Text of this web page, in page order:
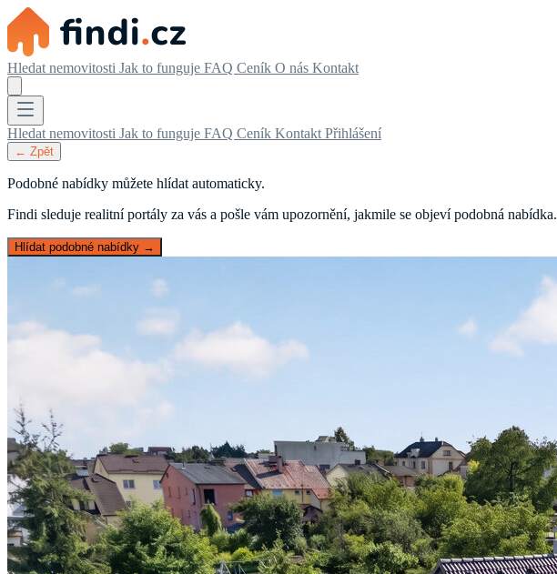
Hledat nemovitosti Jak to funguje FAQ Ceník O nás Kontakt
Hledat nemovitosti Jak to funguje FAQ Ceník Kontakt Přihlášení
← Zpět
Podobné nabídky můžete hlídat automaticky.
Findi sleduje realitní portály za vás a pošle vám upozornění, jakmile se objeví podobná nabídka.
Hlídat podobné nabídky →